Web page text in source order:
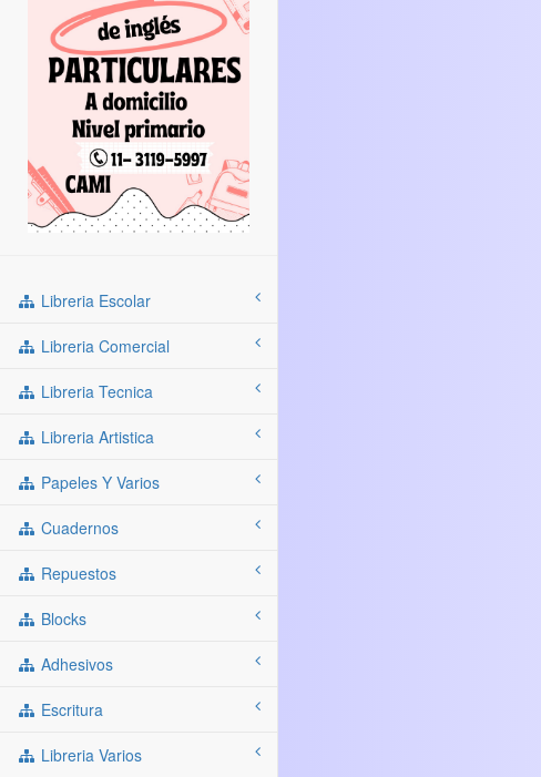
Libreria Escolar
Libreria Comercial
Libreria Tecnica
Libreria Artistica
Papeles Y Varios
Cuadernos
Repuestos
Blocks
Adhesivos
Escritura
Libreria Varios